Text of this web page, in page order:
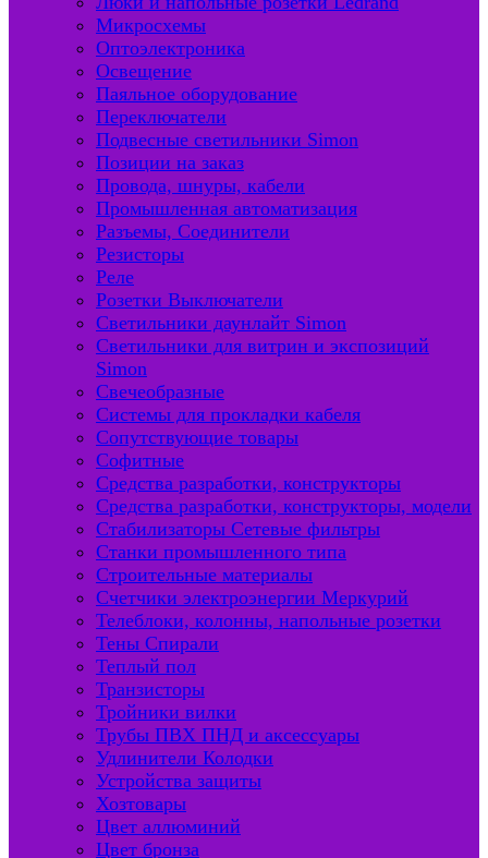
Микросхемы
Оптоэлектроника
Освещение
Паяльное оборудование
Переключатели
Подвесные светильники Simon
Позиции на заказ
Провода, шнуры, кабели
Промышленная автоматизация
Разъемы, Соединители
Резисторы
Реле
Розетки Выключатели
Светильники даунлайт Simon
Светильники для витрин и экспозиций
Simon
Свечеобразные
Системы для прокладки кабеля
Сопутствующие товары
Софитные
Средства разработки, конструкторы
Средства разработки, конструкторы, модели
Стабилизаторы Сетевые фильтры
Станки промышленного типа
Строительные материалы
Счетчики электроэнергии Меркурий
Телеблоки, колонны, напольные розетки
Тены Спирали
Теплый пол
Транзисторы
Тройники вилки
Трубы ПВХ ПНД и аксессуары
Удлинители Колодки
Устройства защиты
Хозтовары
Цвет аллюминий
Цвет бронза